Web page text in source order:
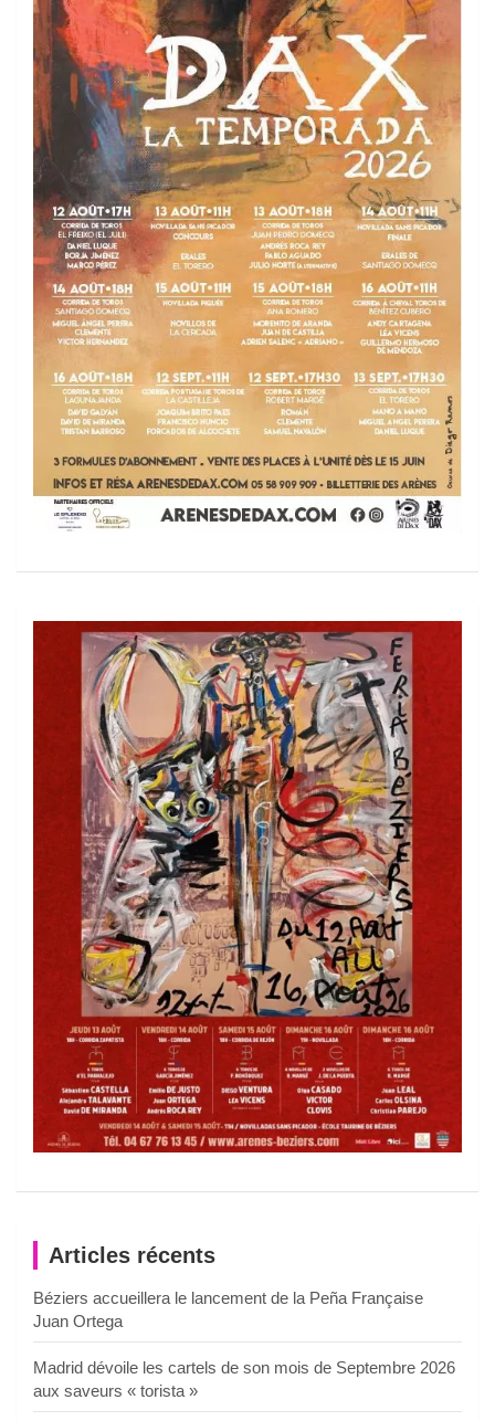
Articles récents
Béziers accueillera le lancement de la Peña Française
Juan Ortega
Madrid dévoile les cartels de son mois de Septembre 2026
aux saveurs « torista »